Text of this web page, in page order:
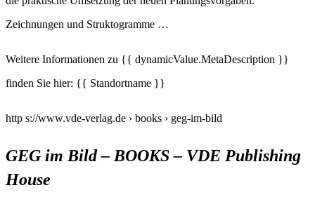
Zeichnungen und Struktogramme …
Weitere Informationen zu {{ dynamicValue.MetaDescription }}
finden Sie hier: {{ Standortname }}
http s://www.vde-verlag.de › books › geg-im-bild
GEG im Bild – BOOKS – VDE Publishing
House